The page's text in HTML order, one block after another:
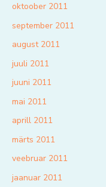
oktoober 2011
september 2011
august 2011
juuli 2011
juuni 2011
mai 2011
aprill 2011
märts 2011
veebruar 2011
jaanuar 2011